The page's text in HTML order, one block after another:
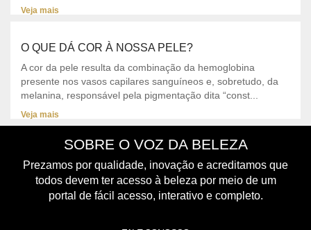
Veja mais
O QUE DÁ COR À NOSSA PELE?
A cor da pele resulta da combinação da hemoglobina
presente nos vasos capilares sanguíneos e, sobretudo, da
melanina, responsável pela pigmentação dita “const...
Veja mais
SOBRE O VOZ DA BELEZA
Prezamos por qualidade, inovação e acreditamos que
todos devem ter acesso à beleza por meio de um
portal de fácil acesso, interativo e completo.